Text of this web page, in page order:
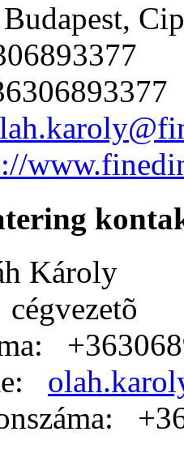
Károly